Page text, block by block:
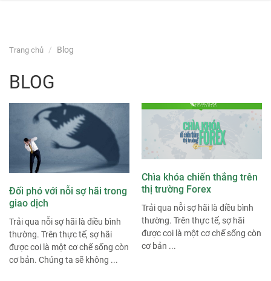
Trang chủ Blog
BLOG
Đối phó với nỗi sợ hãi trong
giao dịch
Trải qua nỗi sợ hãi là điều bình
thường. Trên thực tế, sợ hãi
được coi là một cơ chế sống còn
cơ bản. Chúng ta sẽ không ...
Chìa khóa chiến thắng trên
thị trường Forex
Trải qua nỗi sợ hãi là điều bình
thường. Trên thực tế, sợ hãi
được coi là một cơ chế sống còn
cơ bản ...